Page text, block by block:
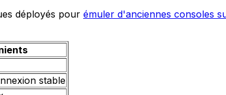
déployés pour émuler d'anciennes consoles
stable